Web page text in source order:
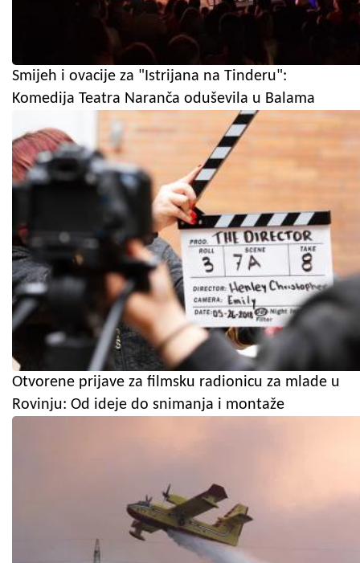
Smijeh i ovacije za "Istrijana na Tinderu":
Komedija Teatra Naranča oduševila u Balama
Otvorene prijave za filmsku radionicu za mlade u
Rovinju: Od ideje do snimanja i montaže